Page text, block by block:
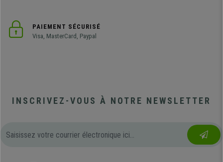
PAIEMENT SÉCURISÉ
Visa, MasterCard, Paypal
INSCRIVEZ-VOUS À NOTRE NEWSLETTER